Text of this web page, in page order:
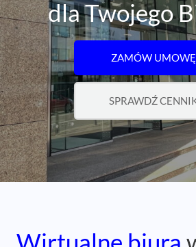
dla Twojego
ZAMÓW UMOWĘ
SPRAWDŹ